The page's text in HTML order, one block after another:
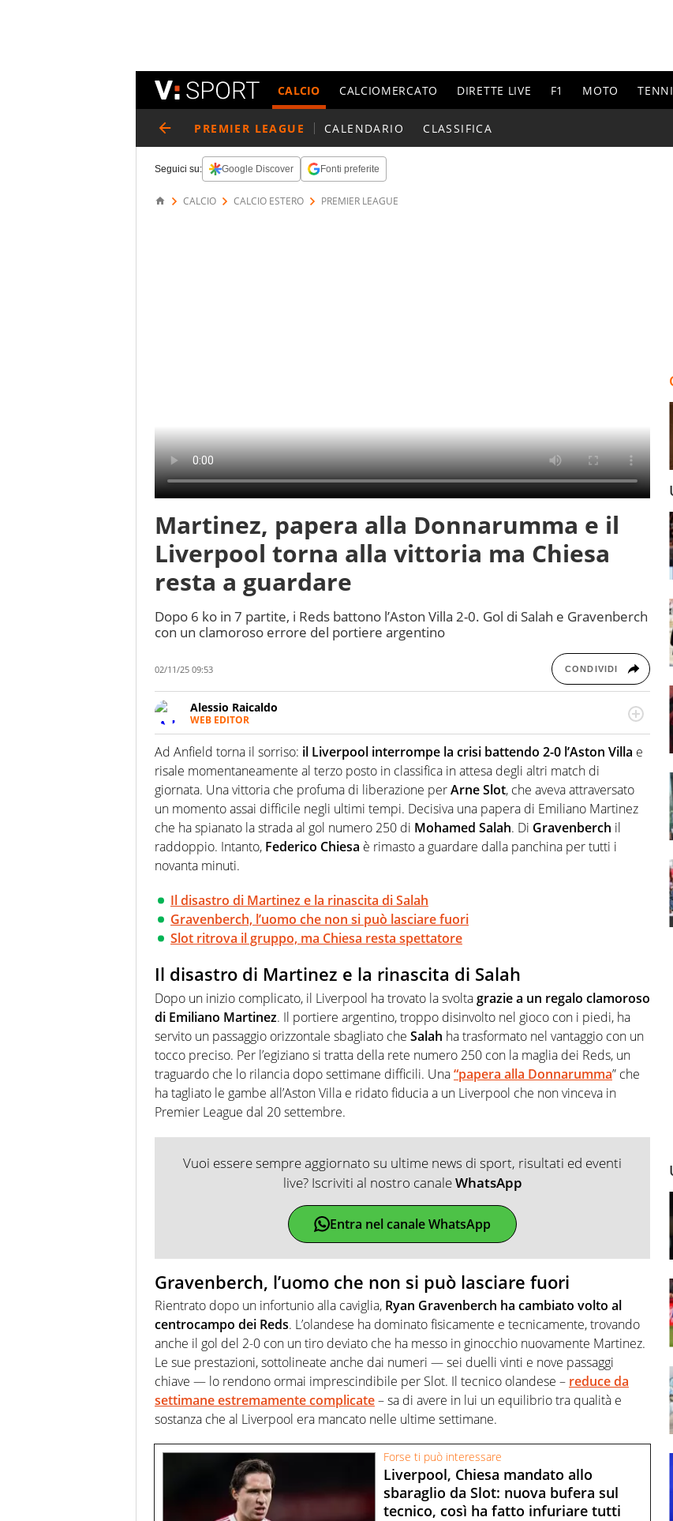
CALCIO CALCIOMERCATO DIRETTE LIVE F1 MOTO
PREMIER LEAGUE CALENDARIO CLASSIFICA
Seguici su: Google Discover Fonti preferite
CALCIO CALCIO ESTERO PREMIER LEAGUE
Martinez, papera alla Donnarumma e il
Liverpool torna alla vittoria ma Chiesa
resta a guardare
Dopo 6 ko in 7 partite, i Reds battono l’Aston Villa 2-0. Gol di Salah e Gravenberch
con un clamoroso errore del portiere argentino
02/11/25 09:53 CONDIVIDI
Alessio Raicaldo
WEB EDITOR
Un figlio che si chiama Diego e la tesi di laurea sugli stadi di proprietà in Italia. Il calcio
quale filo conduttore irrinunciabile tra passione e professione. Per Virgilio Sport
indaga, approfondisce e scandaglia l'universo mondo dello sport per antonomasia
Ad Anfield torna il sorriso: il Liverpool interrompe la crisi battendo 2-0 l’Aston Villa e
risale momentaneamente al terzo posto in classifica in attesa degli altri match di
giornata. Una vittoria che profuma di liberazione perArne Slot, che aveva attraversato
un momento assai difficile negli ultimi tempi. Decisiva una papera di Emiliano Martinez
che ha spianato la strada al gol numero 250 di Mohamed Salah. Di Gravenberch il
raddoppio. Intanto, Federico Chiesa è rimasto a guardare dalla panchina per tutti i
novanta minuti.
Il disastro di Martinez e la rinascita di Salah
Gravenberch, l’uomo che non si può lasciare fuori
Slot ritrova il gruppo, ma Chiesa resta spettatore
Il disastro di Martinez e la rinascita di Salah
Dopo un inizio complicato, il Liverpool ha trovato la svoltagrazie a un regalo clamoroso
di Emiliano Martinez. Il portiere argentino, troppo disinvolto nel gioco con i piedi, ha
servito un passaggio orizzontale sbagliato che Salah ha trasformato nel vantaggio con un
tocco preciso. Per l’egiziano si tratta della rete numero 250 con la maglia dei Reds, un
traguardo che lo rilancia dopo settimane difficili. Una“papera alla Donnarumma” che
ha tagliato le gambe all’Aston Villa e ridato fiducia a un Liverpool che non vinceva in
Premier League dal 20 settembre.
Vuoi essere sempre aggiornato su ultime news di sport, risultati ed eventi
live? Iscriviti al nostro canaleWhatsApp
Entra nel canale WhatsApp
Gravenberch, l’uomo che non si può lasciare fuori
Rientrato dopo un infortunio alla caviglia, Ryan Gravenberch ha cambiato volto al
centrocampo dei Reds. L’olandese ha dominato fisicamente e tecnicamente, trovando
anche il gol del 2-0 con un tiro deviato che ha messo in ginocchio nuovamente Martinez.
Le sue prestazioni, sottolineate anche dai numeri — sei duelli vinti e nove passaggi
chiave — lo rendono ormai imprescindibile per Slot. Il tecnico olandese – reduce da
settimane estremamente complicate– sa di avere in lui un equilibrio tra qualità e
sostanza che al Liverpool era mancato nelle ultime settimane.
Forse ti può interessare
Liverpool, Chiesa mandato allo
sbaraglio da Slot: nuova bufera sul
tecnico, così ha fatto infuriare tutti